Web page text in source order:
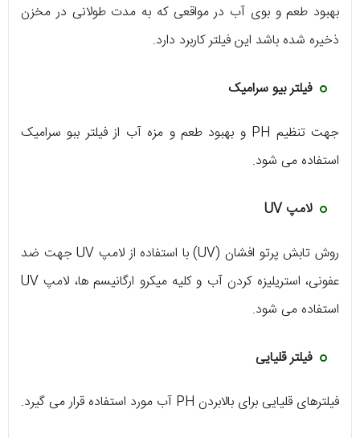
بهبود طعم و بوی آب در مواقعی که به مدت طولانی در مخزن
ذخیره شده باشد این فیلتر کاربرد دارد.
فیلتر بیو سرامیک
جهت تنظیم PH و بهبود طعم و مزه آب از فیلتر ببو سرامیک
استفاده می شود.
لامپ UV
روش تابش پرتو افشان (UV) با استفاده از لامپ UV جهت ضد
عفونی، استریلیزه کردن آب و کلیه میکرو ارگانیسم ها، لامپ UV
استفاده می شود.
فیلتر قلیایی
فیلترهای قلیایی برای بالابردن PH آب مورد استفاده قرار می گیرد.